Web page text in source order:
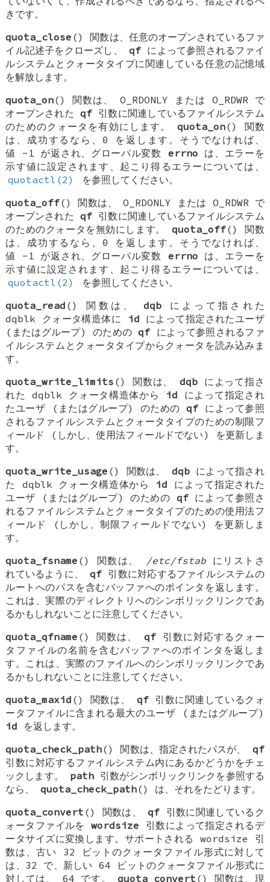
きです。
quota_close () 関数は、任意のオープンされているファ
イル記述子をクローズし、qf によって参照されるファイ
ルシステムとクォータタイプに関連している任意の記憶域
を解放します。
quota_on() 関数は、 O_RDONLY または O_RDWRで
オープンされたqf 引数に関連しているファイルシステム
のためのクォータを有効にします。quota_on() 関数
は、成功するなら、0 を返します。そうでなければ、
値 -1 が返され、グローバル変数 errno は、エラーを
示す値に設定されます、起こり得るエラーについては、
quotactl(2)
を参照してください。
quota_off() 関数は、 O_RDONLY または O_RDWRで
オープンされたqf 引数に関連しているファイルシステム
のためのクォータを無効にします。quota_off() 関数
は、成功するなら、0 を返します。そうでなければ、
値 -1 が返され、グローバル変数 errno は、エラーを
示す値に設定されます、起こり得るエラーについては、
quotactl(2)
を参照してください。
quota_read () 関数は、 dqbによって指された
dqblk クォータ構造体に id によって指定されたユーザ
(またはグループ) のためのqf によって参照されるファ
イルシステムとクォータタイプからクォータを読み込みま
す。
quota_write_limits () 関数は、 dqb によって指さ
れたdqblk クォータ構造体から id によって指定され
たユーザ (またはグループ) のためのqf によって参照
されるファイルシステムとクォータタイプのための制限フ
ィールド (しかし、使用法フィールドでない) を更新しま
す。
quota_write_usage () 関数は、 dqbによって指され
た dqblk クォータ構造体から id によって指定された
ユーザ (またはグループ) のための qfによって参照さ
れるファイルシステムとクォータタイプのための使用法フ
ィールド (しかし、制限フィールドでない) を更新しま
す。
quota_fsname () 関数は、 /etc/fstabにリストさ
れているように、qf 引数に対応するファイルシステムの
ルートへのパスを含むバッファへのポインタを返します。
これは、実際のディレクトリへのシンボリックリンクであ
るかもしれないことに注意してください。
quota_qfname () 関数は、qf 引数に対応するクォー
タファイルの名前を含むバッファへのポインタを返しま
す。これは、実際のファイルへのシンボリックリンクであ
るかもしれないことに注意してください。
quota_maxid () 関数は、 qf引数に関連しているクォ
ータファイルに含まれる最大のユーザ (またはグループ)
id を返します。
quota_check_path() 関数は、指定されたパスが、 qf
引数に対応するファイルシステム内にあるかどうかをチェ
ックします。 path引数がシンボリックリンクを参照する
なら、quota_check_path() は、それをたどります。
quota_convert () 関数は、qf 引数に関連しているク
ォータファイルをwordsize 引数によって指定されるデ
ータサイズに変換します。サポートされる wordsize 引
数は、古い 32 ビットのクォータファイル形式に対して
は、32 で、新しい 64 ビットのクォータファイル形式に
対しては、 64 です。quota_convert () 関数は、現